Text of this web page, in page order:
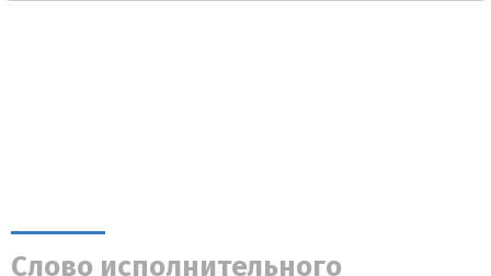
Слово исполнительного